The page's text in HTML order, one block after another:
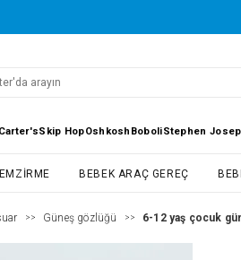
Carter'sSkip HopOshkosh BoboliStephen
BEBEK ARAÇ GEREÇ
>> Güneş gözlüğü >> 6-12 yaş çocuk